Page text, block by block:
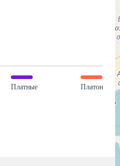
Платные Платон